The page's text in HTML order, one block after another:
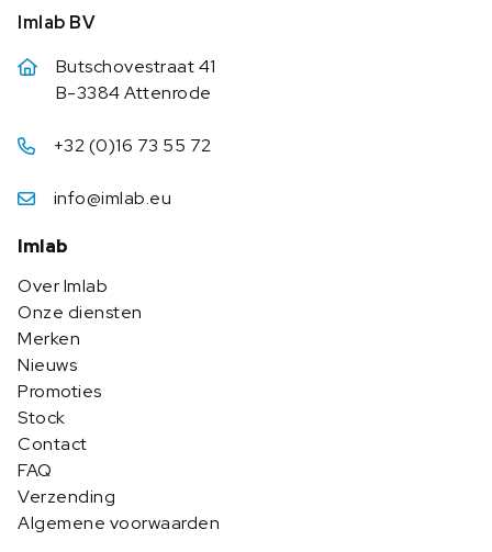
Imlab BV
Butschovestraat 41
B-3384 Attenrode
+32 (0)16 73 55 72
info@imlab.eu
Imlab
Over Imlab
Onze diensten
Merken
Nieuws
Promoties
Stock
Contact
FAQ
Verzending
Algemene voorwaarden